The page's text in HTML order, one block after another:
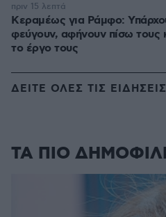
Κεραμέως για Ράμφο:
φεύγουν, αφήνουν πίσω τους
το έργο τους
πριν 15 λεπτά
ΔΕΙΤΕ ΟΛΕΣ ΤΙΣ ΕΙΔΗΣΕΙΣ
ΤΑ ΠΙΟ